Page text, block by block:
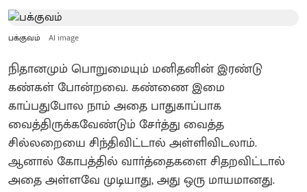
பக்குவம் AI image
நிதானமும் பொறுமையும் மனிதனின் இரண்டு
கண்கள் போன்றவை. கண்ணை இமை
காப்பதுபோல நாம் அதை பாதுகாப்பாக
வைத்திருக்கவேண்டும் சோ்த்து வைத்த
சில்லறையை சிந்திவிட்டால் அள்ளிவிடலாம்.
ஆனால் கோபத்தில் வாா்த்தைகளை சிதறவிட்டால்
அதை அள்ளவே முடியாது, அது ஒரு மாயமானது.